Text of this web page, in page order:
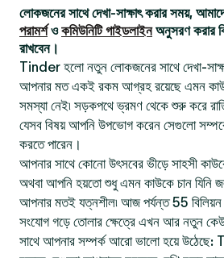
লোকজনের সাথে দেখা-সাক্ষাৎ করার সময়,
পরামর্শওকমিউনিটি গাইডলাইনঅনুসরণ করার
রাখবেন।
Tinder হলো নতুন লোকজনের সাথে দেখা-
আপনার মত একই রকম আগ্রহ রয়েছে এমন
সমস্যা নেই৷ সড়কপথে ভ্রমণ থেকে শুরু করে
যেসব বিষয় আপনি উপভোগ করেন সেগুলো
করতে পারেন।
আপনার সাথে কোনো উৎসবের ভীড়ে সাহসী
অথবা আপনি হয়তো শুধু এমন কাউকে চান যিনি
আপনার মতই যত্নশীল৷ আজ পর্যন্ত 55 বিলিয়ন
সংযোগ গড়ে তোলার ক্ষেত্রে এখন আর নতুন
সাথে আপনার সম্পর্ক আরো ভালো হয়ে